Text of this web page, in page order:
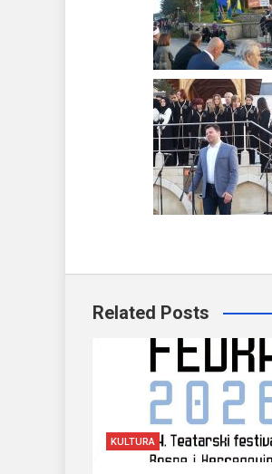
Related Posts
KULTURA